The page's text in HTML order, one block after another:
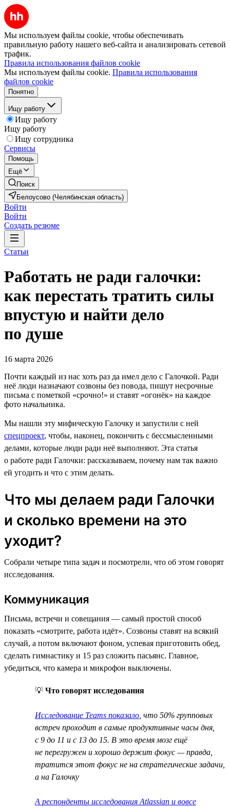
Мы используем файлы cookie, чтобы обеспечивать
правильную работу нашего веб-сайта и анализировать сетевой
трафик.
Правила использования файлов cookie
Мы используем файлы cookie. Правила использования
файлов cookie
Понятно
Ищу работу
Ищу работу
Ищу работу
Ищу сотрудника
Сервисы
Помощь
Ещё
Поиск
Белоусово (Челябинская область)
Войти
Войти
Создать резюме
Статьи
Работать не ради галочки:
как перестать тратить силы
впустую и найти дело
по душе
16 марта 2026
Почти каждый из нас хоть раз да имел дело с Галочкой. Ради
неё люди назначают созвоны без повода, пишут несрочные
письма с пометкой «срочно!» и ставят «огонёк» на каждое
фото начальника.
Мы нашли эту мифическую Галочку и запустили с ней
спецпроект, чтобы, наконец, покончить с бессмысленными
делами, которые люди ради неё выполняют. Эта статья
о работе ради Галочки: рассказываем, почему нам так важно
ей угодить и что с этим делать.
Что мы делаем ради Галочки
и сколько времени на это
уходит?
Собрали четыре типа задач и посмотрели, что об этом говорят
исследования.
Коммуникация
Письма, встречи и совещания — самый простой способ
показать «смотрите, работа идёт». Созвоны ставят на всякий
случай, а потом включают фоном, успевая приготовить обед,
сделать гимнастику и 15 раз сложить пасьянс. Главное,
убедиться, что камера и микрофон выключены.
💡 Что говорят исследования
Исследование Teams показало , что 50% групповых
встреч проходит в самые продуктивные часы дня,
с 9 до 11 и с 13 до 15. В это время мозг ещё
не перегружен и хорошо держит фокус — правда,
тратится этот фокус не на стратегические задачи,
а на Галочку
А респонденты исследования Atlassian и вовсе